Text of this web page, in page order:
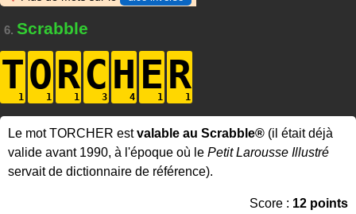
6. Scrabble
TORCH ER
Le mot TORCHER estvalable au Scrabble® (il était déjà
valide avant 1990, à l'époque où le Petit Larousse Illustré
servait de dictionnaire de référence).
Score : 12 points